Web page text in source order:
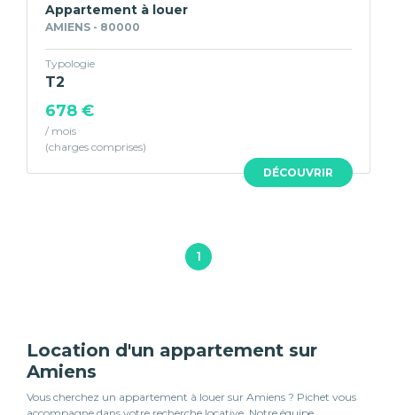
DÉCOUVRIR
Appartement à louer
AMIENS - 80000
Typologie
T2
678 €
/ mois
1
Location d'un appartement sur
Amiens
Vous cherchez un appartement à louer sur Amiens ? Pichet vous